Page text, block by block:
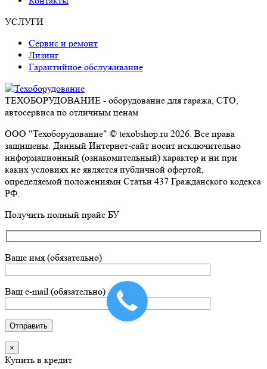
new
new
new
new
УСЛУГИ
Сервис и ремонт
Лизинг
Гарантийное обслуживание
ТЕХОБОРУДОВАНИЕ - оборудование для гаража, СТО,
автосервиса по отличным ценам
ООО "Техоборудование" © texobshop.ru 2026. Все права
защищены. Данный Интернет-сайт носит исключительно
информационный (ознакомительный) характер и ни при
каких условиях не является публичной офертой,
определяемой положениями Статьи 437 Гражданского кодекса
РФ.
Go
Получить полный прайс БУ
Ваше имя (обязательно)
Ваш e-mail (обязательно)
×
Купить в кредит